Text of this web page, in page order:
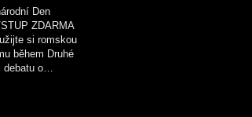
Den
ZDARMA
si romskou
během Druhé
debatu o…